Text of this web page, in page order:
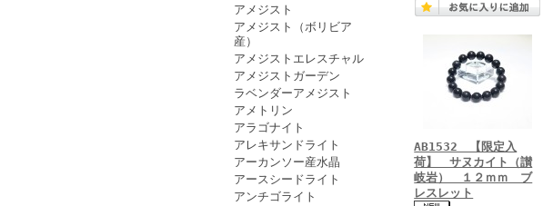
アメジスト
アメジスト（ボリビア
産）
アメジストエレスチャル
アメジストガーデン
ラベンダーアメジスト
アメトリン
アラゴナイト
アレキサンドライト
アーカンソー産水晶
アースシードライト
アンチゴライト
AB1532 【限定入
荷】 サヌカイト（讃
岐岩） １２ｍｍ ブ
レスレット